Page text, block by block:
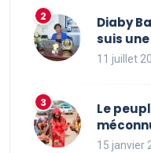
Diaby
suis
11 juillet
Le
15 janvier